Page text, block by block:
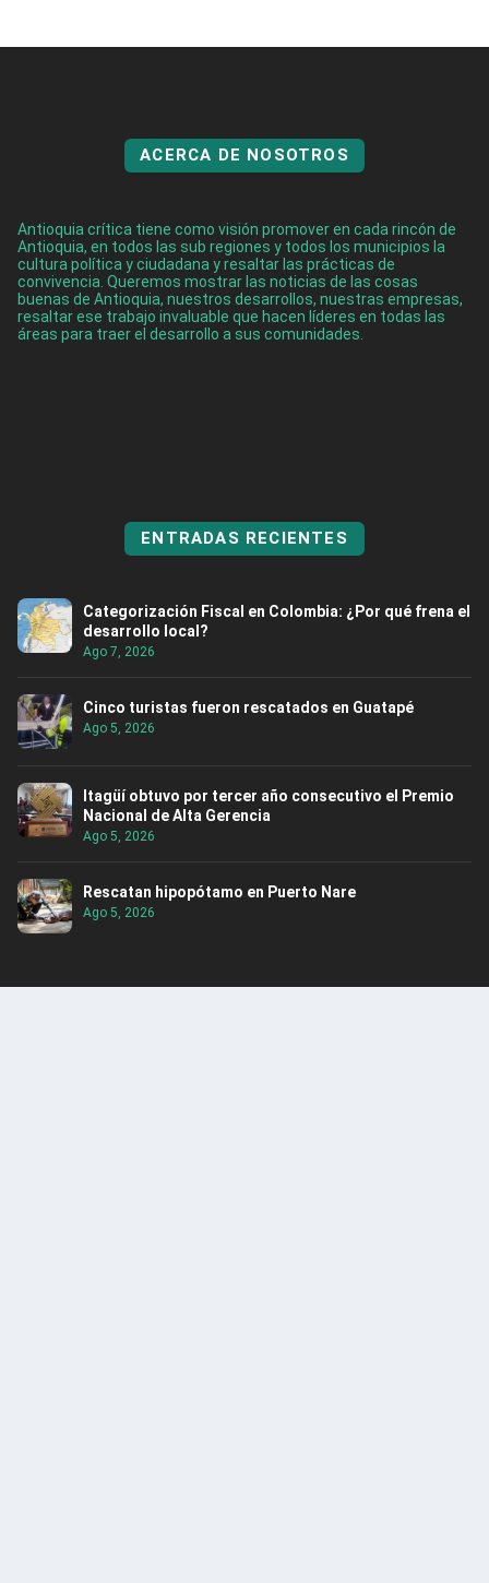
ACERCA DE NOSOTROS
Antioquia crítica tiene como visión promover en cada rincón de
Antioquia, en todos las sub regiones y todos los municipios la
cultura política y ciudadana y resaltar las prácticas de
convivencia. Queremos mostrar las noticias de las cosas
buenas de Antioquia, nuestros desarrollos, nuestras empresas,
resaltar ese trabajo invaluable que hacen líderes en todas las
áreas para traer el desarrollo a sus comunidades.
ENTRADAS RECIENTES
Categorización Fiscal en Colombia: ¿Por qué frena el
desarrollo local?
Ago 7, 2026
Cinco turistas fueron rescatados en Guatapé
Ago 5, 2026
Itagüí obtuvo por tercer año consecutivo el Premio
Nacional de Alta Gerencia
Ago 5, 2026
Rescatan hipopótamo en Puerto Nare
Ago 5, 2026